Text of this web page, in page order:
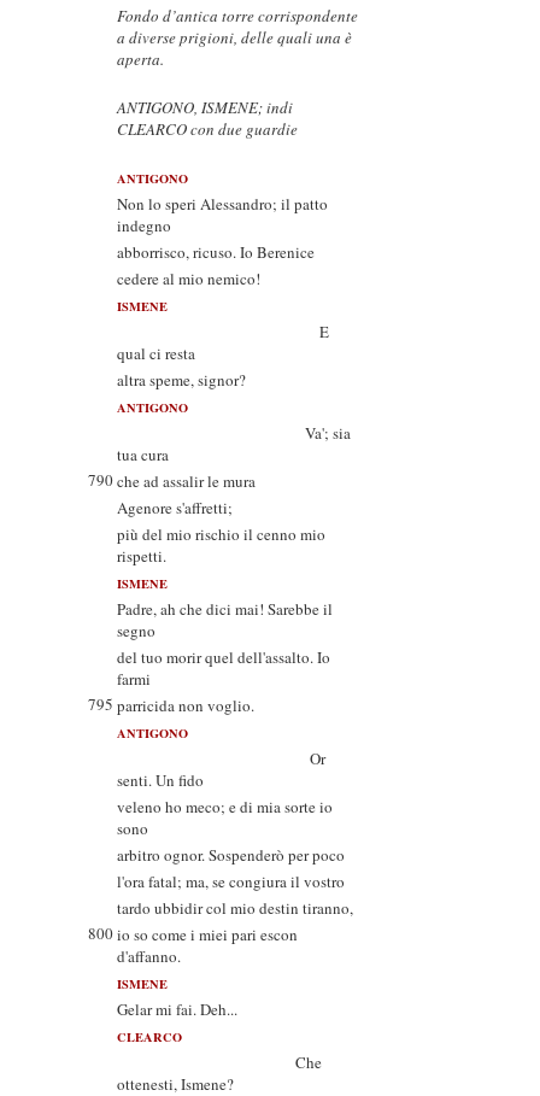
Fondo d’antica torre corrispondente
a diverse prigioni, delle quali una è
aperta.
ANTIGONO, ISMENE; indi
CLEARCO con due guardie
ANTIGONO
Non lo speri Alessandro; il patto
indegno
abborrisco, ricuso. Io Berenice
cedere al mio nemico!
ISMENE
E
qual ci resta
altra speme, signor?
ANTIGONO
Va'; sia
tua cura
790che ad assalir le mura
Agenore s'affretti;
più del mio rischio il cenno mio
rispetti.
ISMENE
Padre, ah che dici mai! Sarebbe il
segno
del tuo morir quel dell'assalto. Io
farmi
795 parricida non voglio.
ANTIGONO
Or
senti. Un fido
veleno ho meco; e di mia sorte io
sono
arbitro ognor. Sospenderò per poco
l'ora fatal; ma, se congiura il vostro
tardo ubbidir col mio destin tiranno,
800io so come i miei pari escon
d'affanno.
ISMENE
Gelar mi fai. Deh...
CLEARCO
Che
ottenesti, Ismene?